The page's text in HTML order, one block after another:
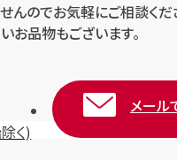
のでお気軽にご相談くだ
お品物もございます。
く)
メール